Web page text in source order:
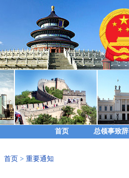
首页 总领事致辞
首页 > 重要通知